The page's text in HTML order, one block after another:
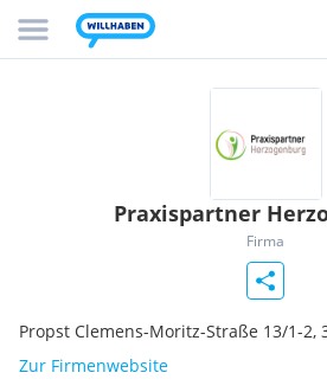
Praxispartner
Firma
Propst Clemens-Moritz-Straße 13/1-2,
Zur Firmenwebsite